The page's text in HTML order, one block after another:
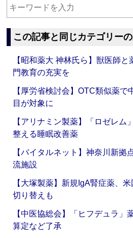
この記事と同じカテゴリー
【昭和薬大 神林氏ら】獣医師
門教育の充実を
【厚労省検討会】OTC類似薬で
目が対象に
【アリナミン製薬】「ロゼレム
整える睡眠改善薬
【バイタルネット】神奈川新拠
流施設
【大塚製薬】新規IgA腎症薬、
切り替えも
【中医協総会】「ヒフデュラ」
算定など了承